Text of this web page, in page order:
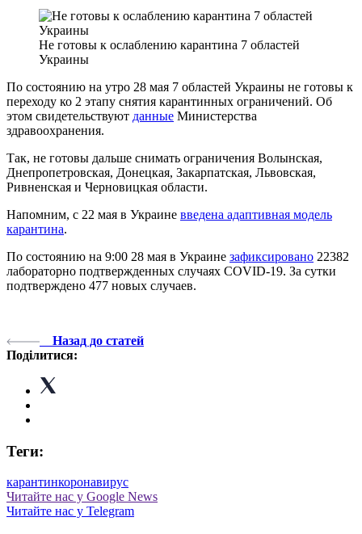
Не готовы к ослаблению карантина 7 областей
Украины
По состоянию на утро 28 мая 7 областей Украины не готовы к
переходу ко 2 этапу снятия карантинных ограничений. Об
этом свидетельствуют данные Министерства
здравоохранения.
Так, не готовы дальше снимать ограничения Волынская,
Днепропетровская, Донецкая, Закарпатская, Львовская,
Ривненская и Черновицкая области.
Напомним, с 22 мая в Украине введена адаптивная модель
карантина.
По состоянию на 9:00 28 мая в Украине зафиксировано 22382
лабораторно подтвержденных случаях COVID-19. За сутки
подтверждено 477 новых случаев.
Назад до статей
Поділитися:
Теги:
карантинкоронавирус
Читайте нас у Google News
Читайте нас у Telegram